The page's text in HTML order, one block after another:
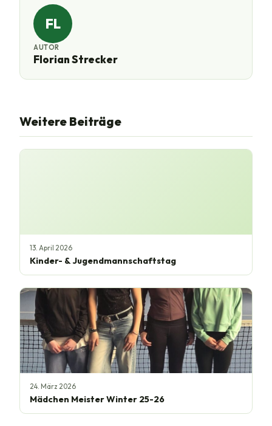
FL
AUTOR
Florian Strecker
Weitere Beiträge
13. April 2026
Kinder- & Jugendmannschaftstag
24. März 2026
Mädchen Meister Winter 25-26